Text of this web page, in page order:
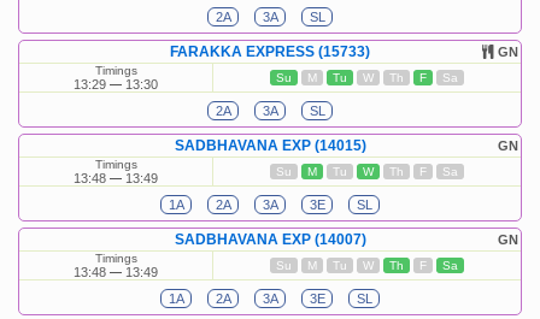
2A 3A SL
GN
FARAKKA EXPRESS (15733)
Timings
13:29 13:30 Su M Tu W Th F Sa
2A 3A SL
GN
SADBHAVANA EXP (14015)
Timings
13:48 13:49 Su M Tu W Th F Sa
1A 2A 3A 3E SL
GN
SADBHAVANA EXP (14007)
Timings
13:48 13:49 Su M Tu W Th F Sa
1A 2A 3A 3E SL